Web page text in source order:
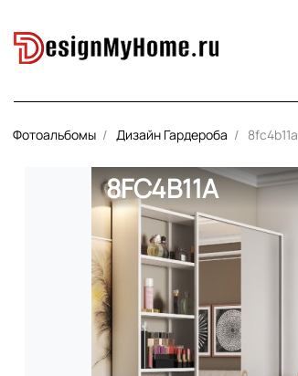
Фотоальбомы Дизайн Гардероба 8fc4b11a
8FC4B11A